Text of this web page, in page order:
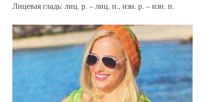
Лицевая гладь: лиц. р. – лиц. п., изн. р. – изн. п.